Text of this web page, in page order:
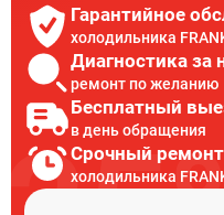
Гарантийное
холодильника
Диагностика за
ремонт по желанию
Бесплатный
в день обращения
Срочный ремонт
холодильника